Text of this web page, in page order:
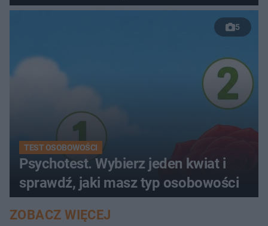
5
TEST OSOBOWOŚCI
Psychotest. Wybierz jeden kwiat i
sprawdź, jaki masz typ osobowości
ZOBACZ WIĘCEJ